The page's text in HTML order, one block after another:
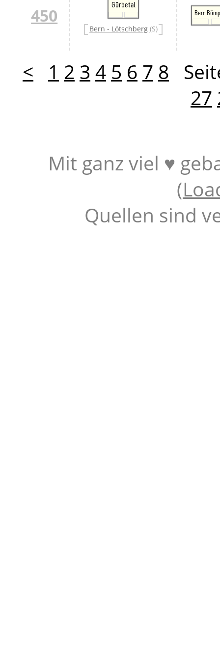
450
Gürbetal
Bern - Lötschberg (S)
Bern
< 1 2 3 4 5 6 7 8
27
Mit ganz viel ♥
(
Quellen sind